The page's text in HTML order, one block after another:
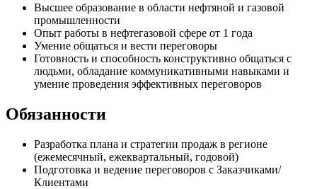
Высшее образование в области нефтяной и газовой
промышленности
Опыт работы в нефтегазовой сфере от 1 года
Умение общаться и вести переговоры
Готовность и способность конструктивно общаться с
людьми, обладание коммуникативными навыками и
умение проведения эффективных переговоров
Обязанности
Разработка плана и стратегии продаж в регионе
(ежемесячный, ежеквартальный, годовой)
Подготовка и ведение переговоров с Заказчиками/
Клиентами